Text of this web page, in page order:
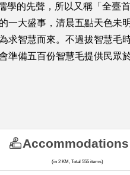
的先聲，所以又稱「全臺
大盛事，清晨五點天色未
智慧而來。不過拔智慧毛
備五百份智慧毛提供民眾
Accommodations
(in 2 KM, Total 555 items)